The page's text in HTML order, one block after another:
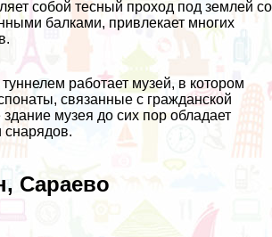
собой тесный проход под землей со
балками, привлекает многих
работает музей, в котором
связанные с гражданской
музея до сих пор обладает
снарядов.
Сараево